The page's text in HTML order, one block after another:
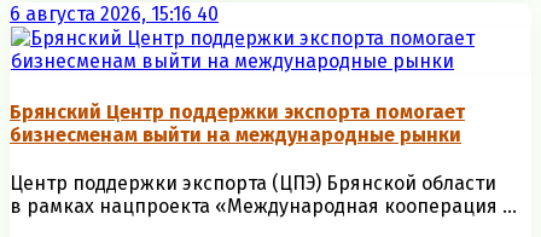
6 августа 2026, 15:16 40
Брянский Центр поддержки экспорта помогает
бизнесменам выйти на международные рынки
Центр поддержки экспорта (ЦПЭ) Брянской области
в рамках нацпроекта «Международная кооперация ...